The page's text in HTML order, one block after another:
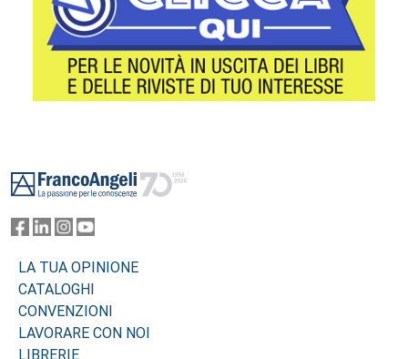
LA TUA OPINIONE
CATALOGHI
CONVENZIONI
LAVORARE CON NOI
LIBRERIE